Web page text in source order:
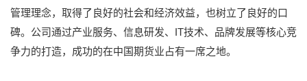
管理理念，取得了良好的社会和经济效益，也树立了良好的口
碑。公司通过产业服务、信息研发、IT技术、品牌发展等核心竞
争力的打造，成功的在中国期货业占有一席之地。